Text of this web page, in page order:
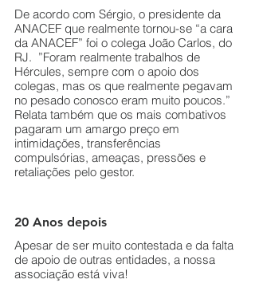
De acordo com Sérgio, o presidente da
ANACEF que realmente tornou-se “a cara
da ANACEF” foi o colega João Carlos, do
RJ.  ”Foram realmente trabalhos de
Hércules, sempre com o apoio dos
colegas, mas os que realmente pegavam
no pesado conosco eram muito poucos.”
Relata também que os mais combativos
pagaram um amargo preço em
intimidações, transferências
compulsórias, ameaças, pressões e
retaliações pelo gestor.
20 Anos depois
Apesar de ser muito contestada e da falta
de apoio de outras entidades, a nossa
associação está viva!